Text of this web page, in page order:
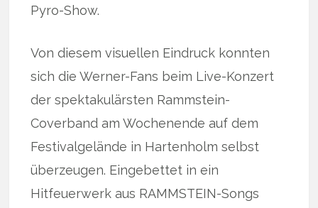
Pyro-Show.
Von diesem visuellen Eindruck konnten
sich die Werner-Fans beim Live-Konzert
der spektakulärsten Rammstein-
Coverband am Wochenende auf dem
Festivalgelände in Hartenholm selbst
überzeugen. Eingebettet in ein
Hitfeuerwerk aus RAMMSTEIN-Songs